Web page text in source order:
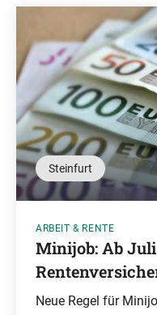
Steinfurt
ARBEIT & RENTE
Minijob: Ab
Neue Regel für